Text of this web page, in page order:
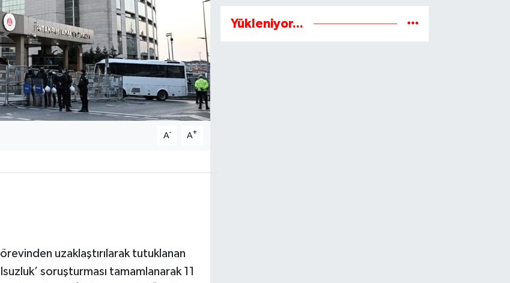
A- A+
uzaklaştırılarak tutuklanan
soruşturması tamamlanarak 11
Yükleniyor...